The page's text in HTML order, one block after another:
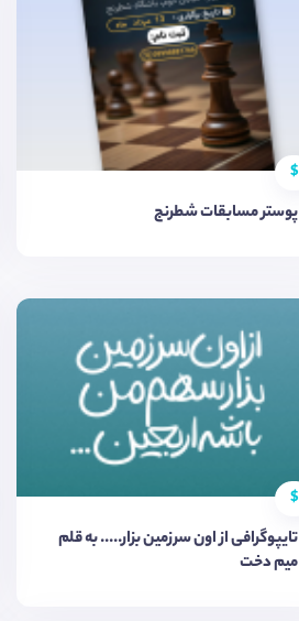
$
پوستر مسابقات شطرنج
$
تایپوگرافی از اون سرزمین بزار..... به قلم
میم دخت